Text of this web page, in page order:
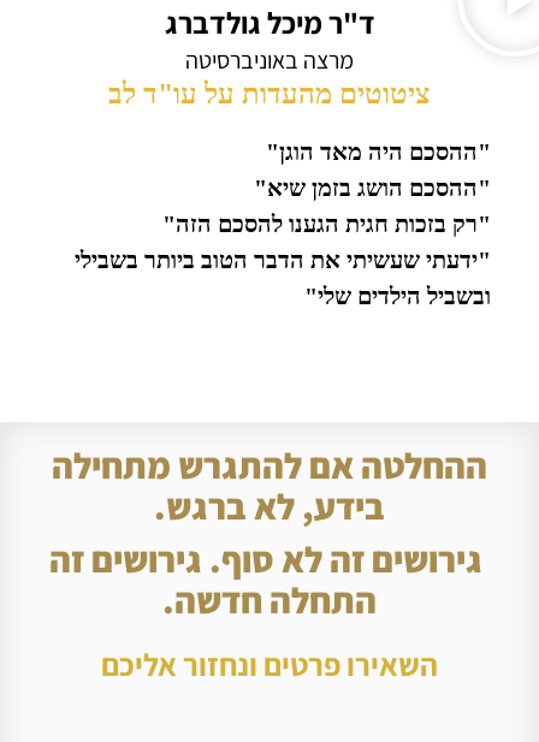
ד"ר מיכל גולדברג
מרצה באוניברסיטה
ציטוטים מהעדות על עו"ד לב
"ההסכם היה מאד הוגן"
"ההסכם הושג בזמן שיא"
"רק בזכות חגית הגענו להסכם הזה"
"ידעתי שעשיתי את הדבר הטוב ביותר בשבילי
ובשביל הילדים שלי"
ההחלטה אם להתגרש מתחילה
בידע, לא ברגש.
גירושים זה לא סוף. גירושים זה
התחלה חדשה.
השאירו פרטים ונחזור אליכם